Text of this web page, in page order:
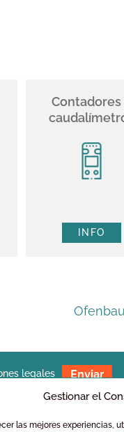
Gestionar el
las mejores experiencias,
Contadores
INFO
legales